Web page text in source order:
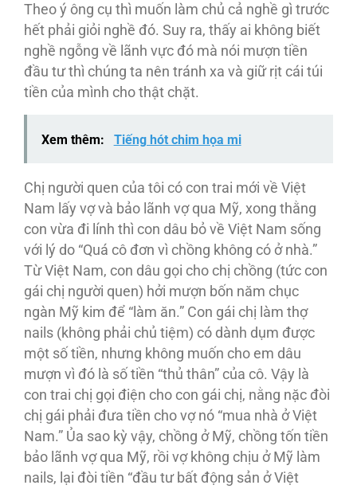
Theo ý ông cụ thì muốn làm chủ cả nghề gì trước
hết phải giỏi nghề đó. Suy ra, thấy ai không biết
nghề ngỗng về lãnh vực đó mà nói mượn tiền
đầu tư thì chúng ta nên tránh xa và giữ rịt cái túi
tiền của mình cho thật chặt.
Xem thêm: Tiếng hót chim họa mi
Chị người quen của tôi có con trai mới về Việt
Nam lấy vợ và bảo lãnh vợ qua Mỹ, xong thằng
con vừa đi lính thì con dâu bỏ về Việt Nam sống
với lý do “Quá cô đơn vì chồng không có ở nhà.”
Từ Việt Nam, con dâu gọi cho chị chồng (tức con
gái chị người quen) hởi mượn bốn năm chục
ngàn Mỹ kim để “làm ăn.” Con gái chị làm thợ
nails (không phải chủ tiệm) có dành dụm được
một số tiền, nhưng không muốn cho em dâu
mượn vì đó là số tiền “thủ thân” của cô. Vậy là
con trai chị gọi điện cho con gái chị, nằng nặc đòi
chị gái phải đưa tiền cho vợ nó “mua nhà ở Việt
Nam.” Ủa sao kỳ vậy, chồng ở Mỹ, chồng tốn tiền
bảo lãnh vợ qua Mỹ, rồi vợ không chịu ở Mỹ làm
nails, lại đòi tiền “đầu tư bất động sản ở Việt